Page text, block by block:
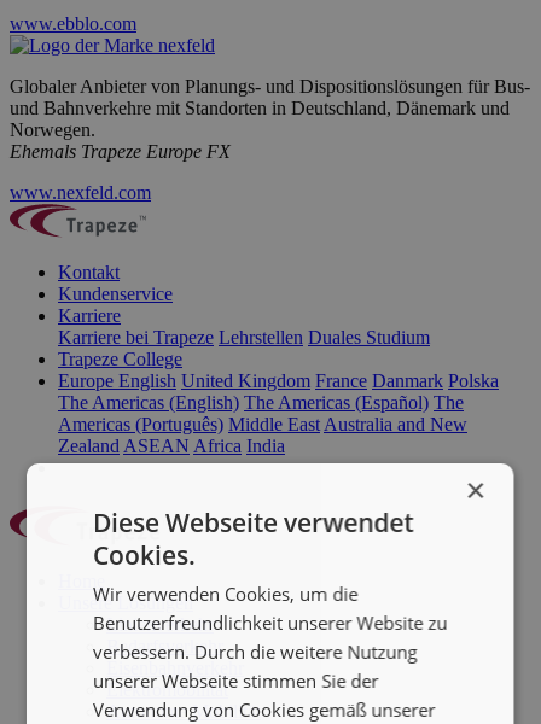
www.ebblo.com
Globaler Anbieter von Planungs- und Dispositionslösungen für Bus-
und Bahnverkehre mit Standorten in Deutschland, Dänemark und
Norwegen.
Ehemals Trapeze Europe FX
www.nexfeld.com
Kontakt
Kundenservice
Karriere
Karriere bei Trapeze Lehrstellen Duales Studium
Trapeze College
Europe English United Kingdom France Danmark Polska
The Americas (English) The Americas (Español) The
Americas (Português) Middle East Australia and New
Zealand ASEAN Africa India
Unsere Lösungen
Linienverkehr
Bedarfsverkehr
Elektromobilität
Autonome Mobilität
×
Diese Webseite verwendet
Cookies.
Wir verwenden Cookies, um die
Benutzerfreundlichkeit unserer Website zu
verbessern. Durch die weitere Nutzung
unserer Webseite stimmen Sie der
Verwendung von Cookies gemäß unserer